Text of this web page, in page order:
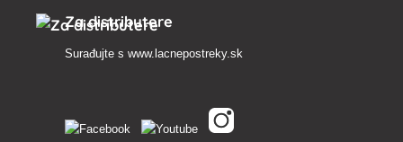
Za distributere
Surađujte s www.lacnepostreky.sk